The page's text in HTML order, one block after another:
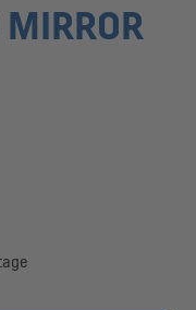
MIRROR